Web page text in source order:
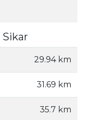
29.94 km
31.69 km
35.7 km